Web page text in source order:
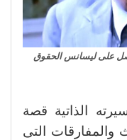
على ليسانس الحقوق
الذاتية قصة
والمفارقات التى